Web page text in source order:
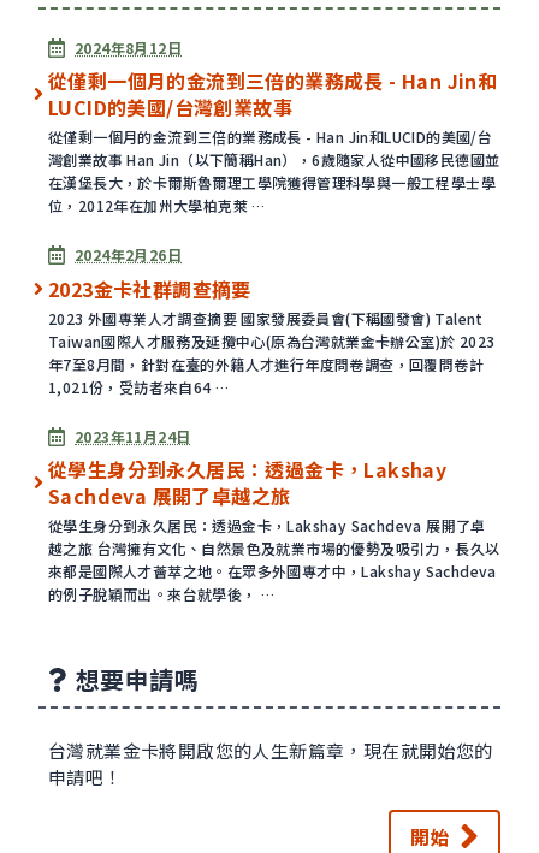
已發表2024年8月12日
從僅剩一個月的金流到三倍的業務成長 - Han Jin和
LUCID的美國/台灣創業故事
從僅剩一個月的金流到三倍的業務成長 - Han Jin和LUCID的美國/台
灣創業故事 Han Jin（以下簡稱Han），6歲隨家人從中國移民德國並
在漢堡長大，於卡爾斯魯爾理工學院獲得管理科學與一般工程學士學
位，2012年在加州大學柏克萊 …
已發表2024年2月26日
2023金卡社群調查摘要
2023 外國專業人才調查摘要 國家發展委員會(下稱國發會) Talent
Taiwan國際人才服務及延攬中心(原為台灣就業金卡辦公室)於 2023
年7至8月間，針對在臺的外籍人才進行年度問卷調查，回覆問卷計
1,021份，受訪者來自64 …
已發表2023年11月24日
從學生身分到永久居民：透過金卡，Lakshay
Sachdeva 展開了卓越之旅
從學生身分到永久居民：透過金卡，Lakshay Sachdeva 展開了卓
越之旅 台灣擁有文化、自然景色及就業市場的優勢及吸引力，長久以
來都是國際人才薈萃之地。在眾多外國專才中，Lakshay Sachdeva
的例子脫穎而出。來台就學後， …
想要申請嗎
台灣就業金卡將開啟您的人生新篇章，現在就開始您的
申請吧！
開始